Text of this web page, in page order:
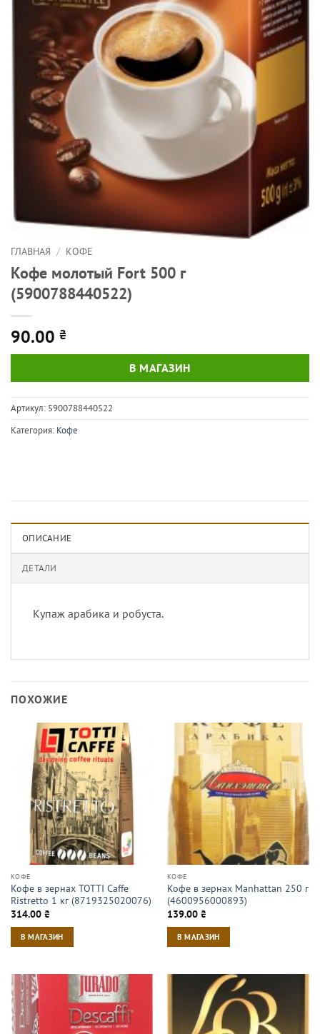
ГЛАВНАЯ / КОФЕ
Кофе молотый Fort 500 г
(5900788440522)
90.00 ₴
В МАГАЗИН
Артикул: 5900788440522
Категория: Кофе
ОПИСАНИЕ
ДЕТАЛИ
Купаж арабика и робуста.
ПОХОЖИЕ
КОФЕ
Кофе в зернах TOTTI Caffe
Ristretto 1 кг (8719325020076)
314.00 ₴
В МАГАЗИН
КОФЕ
Кофе в зернах Manhattan 250 г
(4600956000893)
139.00 ₴
В МАГАЗИН